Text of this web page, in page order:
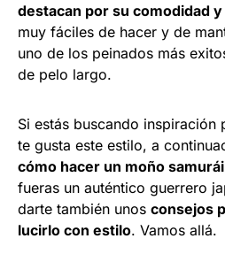
destacan por su comodidad
muy fáciles de hacer y de
uno de los peinados más
de pelo largo.
Si estás buscando inspiración
te gusta este estilo, a
cómo hacer un moño
fueras un auténtico guerrero
darte también unos consejos
lucirlo con estilo. Vamos allá.